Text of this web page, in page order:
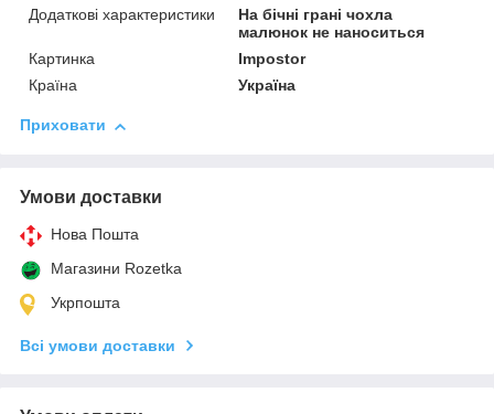
Додаткові характеристики
На бічні грані чохла
малюнок не наноситься
Картинка
Impostor
Країна
Україна
Приховати
Умови доставки
Нова Пошта
Магазини Rozetka
Укрпошта
Всі умови доставки